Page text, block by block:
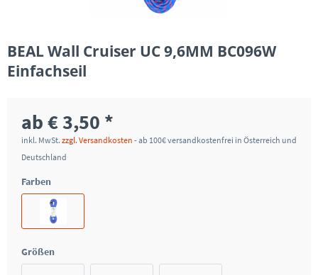
BEAL Wall Cruiser UC 9,6MM BC096W
Einfachseil
ab € 3,50 *
inkl. MwSt. zzgl. Versandkosten - ab 100€ versandkostenfrei in Österreich und
Deutschland
Farben
Größen